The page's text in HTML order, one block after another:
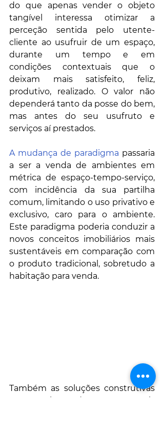
do que apenas vender o objeto
tangível interessa otimizar a
perceção sentida pelo utente-
cliente ao usufruir de um espaço,
durante um tempo e em
condições contextuais que o
deixam mais satisfeito, feliz,
produtivo, realizado. O valor não
dependerá tanto da posse do bem,
mas antes do seu usufruto e
serviços aí prestados.
A mudança de paradigma passaria
a ser a venda de ambientes em
métrica de espaço-tempo-serviço,
com incidência da sua partilha
comum, limitando o uso privativo e
exclusivo, caro para o ambiente.
Este paradigma poderia conduzir a
novos conceitos imobiliários mais
sustentáveis em comparação com
o produto tradicional, sobretudo a
habitação para venda.
Também as soluções construtivas
não precisam de ser as usuais